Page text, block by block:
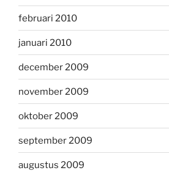
februari 2010
januari 2010
december 2009
november 2009
oktober 2009
september 2009
augustus 2009